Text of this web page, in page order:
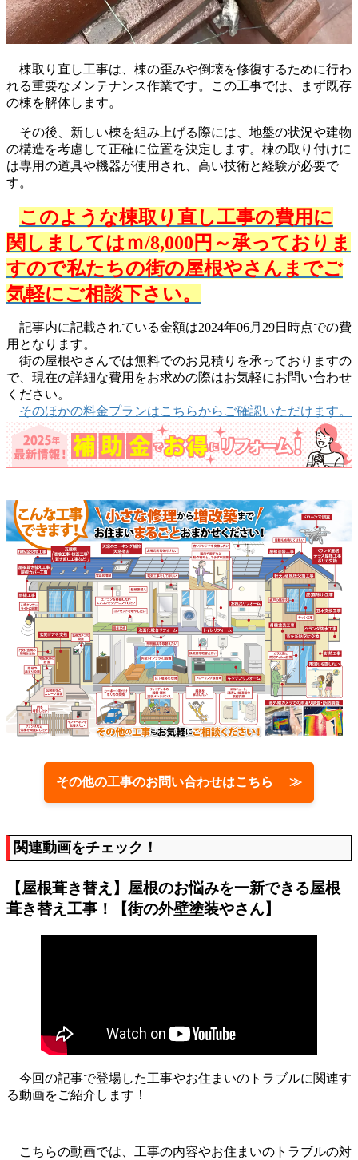
棟取り直し工事は、棟の歪みや倒壊を修復するために行わ
れる重要なメンテナンス作業です。この工事では、まず既存
の棟を解体します。
その後、新しい棟を組み上げる際には、地盤の状況や建物
の構造を考慮して正確に位置を決定します。棟の取り付けに
は専用の道具や機器が使用され、高い技術と経験が必要で
す。
このような棟取り直し工事の費用に
関しましてはｍ/8,000円～承っておりま
すので私たちの街の屋根やさんまでご
気軽にご相談下さい。
記事内に記載されている金額は2024年06月29日時点での費
用となります。
街の屋根やさんでは無料でのお見積りを承っておりますの
で、現在の詳細な費用をお求めの際はお気軽にお問い合わせ
ください。
そのほかの料金プランはこちらからご確認いただけます。
その他の工事のお問い合わせはこちら ≫
関連動画をチェック！
【屋根葺き替え】屋根のお悩みを一新できる屋根
葺き替え工事！【街の外壁塗装やさん】
今回の記事で登場した工事やお住まいのトラブルに関連す
る動画をご紹介します！
こちらの動画では、工事の内容やお住まいのトラブルの対